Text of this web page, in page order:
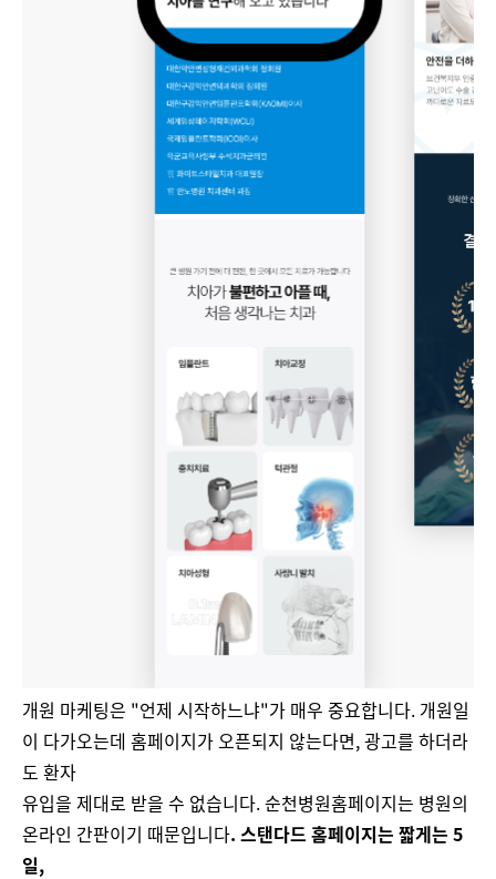
개원 마케팅은 "언제 시작하느냐"가 매우 중요합니다. 개원일
이 다가오는데 홈페이지가 오픈되지 않는다면, 광고를 하더라
도 환자
유입을 제대로 받을 수 없습니다. 순천병원홈페이지는 병원의
온라인 간판이기 때문입니다​. 스탠다드 홈페이지는 짧게는 5
일,